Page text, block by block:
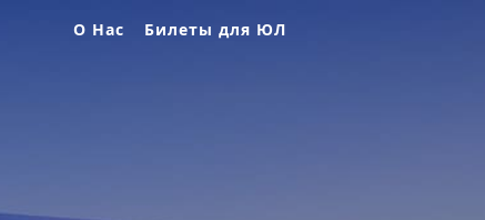
О Нас Билеты для ЮЛ